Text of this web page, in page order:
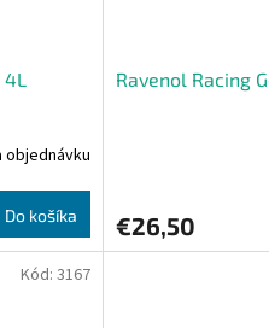
4L
objednávku
Do košíka
Ravenol Racing
€26,50
Kód: 3167